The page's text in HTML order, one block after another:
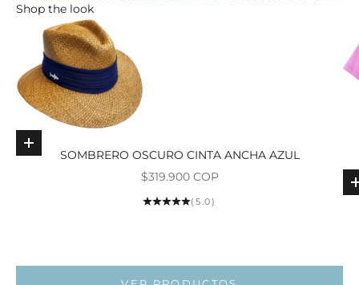
Shop the look
Elige opciones
SOMBRERO OSCURO CINTA ANCHA AZUL
Precio de oferta
$319.900 COP
(5.0)